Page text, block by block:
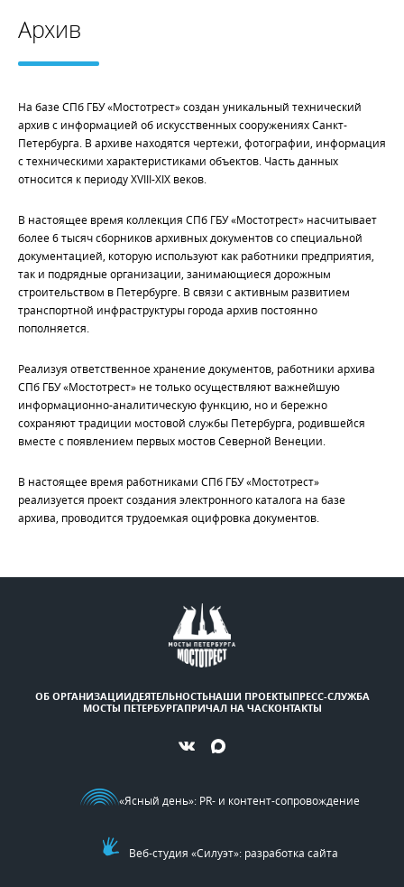
Архив
На базе СПб ГБУ «Мостотрест» создан уникальный технический
архив с информацией об искусственных сооружениях Санкт-
Петербурга. В архиве находятся чертежи, фотографии, информация
с техническими характеристиками объектов. Часть данных
относится к периоду XVIII-XIX веков.
В настоящее время коллекция СПб ГБУ «Мостотрест» насчитывает
более 6 тысяч сборников архивных документов со специальной
документацией, которую используют как работники предприятия,
так и подрядные организации, занимающиеся дорожным
строительством в Петербурге. В связи с активным развитием
транспортной инфраструктуры города архив постоянно
пополняется.
Реализуя ответственное хранение документов, работники архива
СПб ГБУ «Мостотрест» не только осуществляют важнейшую
информационно-аналитическую функцию, но и бережно
сохраняют традиции мостовой службы Петербурга, родившейся
вместе с появлением первых мостов Северной Венеции.
В настоящее время работниками СПб ГБУ «Мостотрест»
реализуется проект создания электронного каталога на базе
архива, проводится трудоемкая оцифровка документов.
ОБ ОРГАНИЗАЦИИДЕЯТЕЛЬНОСТЬНАШИ ПРОЕКТЫПРЕСС-СЛУЖБА
МОСТЫ ПЕТЕРБУРГАПРИЧАЛ НА ЧАСКОНТАКТЫ
«Ясный день»: PR- и контент-сопровождение
Веб-студия «Силуэт»: разработка сайта